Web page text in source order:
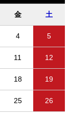
金 土
4 5
11 12
18 19
25 26